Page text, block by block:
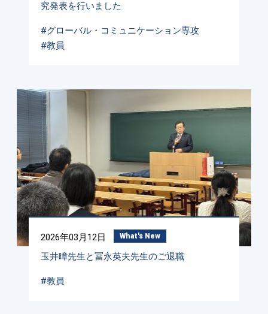
究発表を行いました
#グローバル・コミュニケーション専攻
#教員
2026年03月12日 What's New
玉井暲先生と冨永英夫先生のご退職
#教員